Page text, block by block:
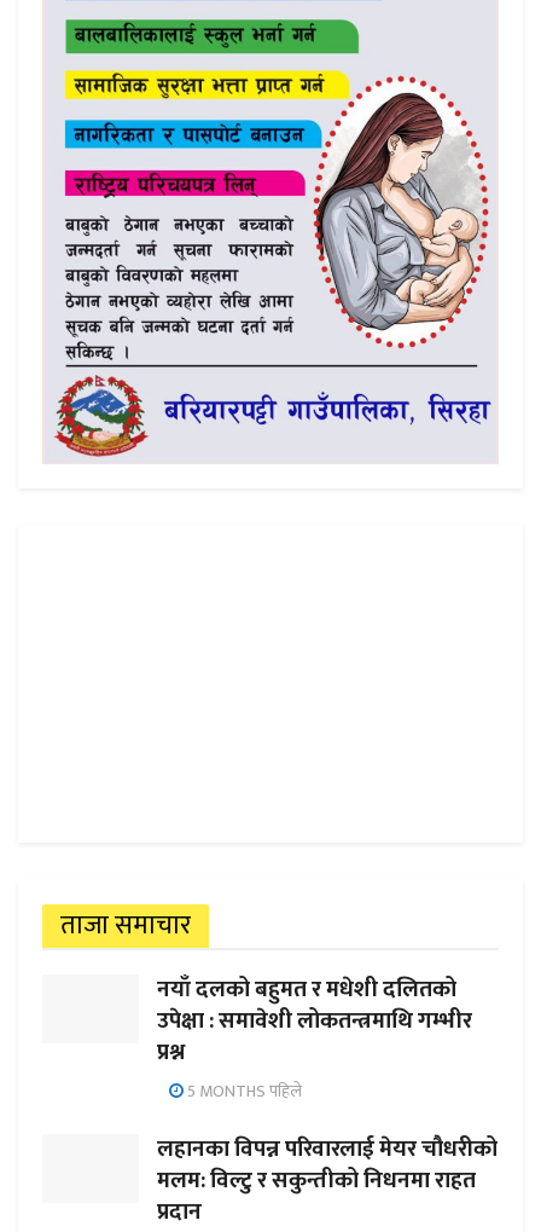
ताजा समाचार
नयाँ दलको बहुमत र मधेशी दलितको
उपेक्षा : समावेशी लोकतन्त्रमाथि गम्भीर
प्रश्न
5 MONTHS पहिले
लहानका विपन्न परिवारलाई मेयर चौधरीको
मलम: विल्टु र सकुन्तीको निधनमा राहत
प्रदान